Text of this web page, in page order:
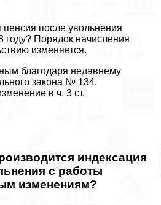
пенсия после увольнения
году? Порядок начисления
изменяется.
благодаря недавнему
закона № 134.
в ч. 3 ст.
индексация
с работы
изменениям?